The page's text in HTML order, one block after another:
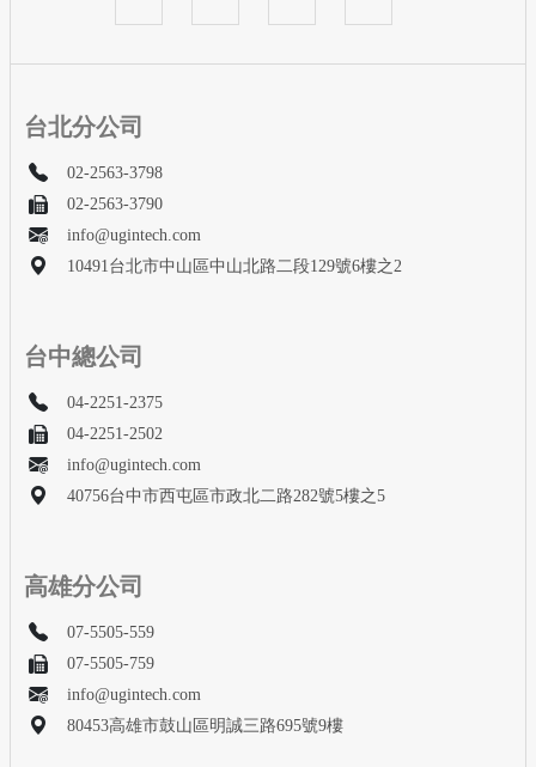
台北分公司
02-2563-3798
02-2563-3790
info@ugintech.com
10491台北市中山區中山北路二段129號6樓之2
台中總公司
04-2251-2375
04-2251-2502
info@ugintech.com
40756台中市西屯區市政北二路282號5樓之5
高雄分公司
07-5505-559
07-5505-759
info@ugintech.com
80453高雄市鼓山區明誠三路695號9樓